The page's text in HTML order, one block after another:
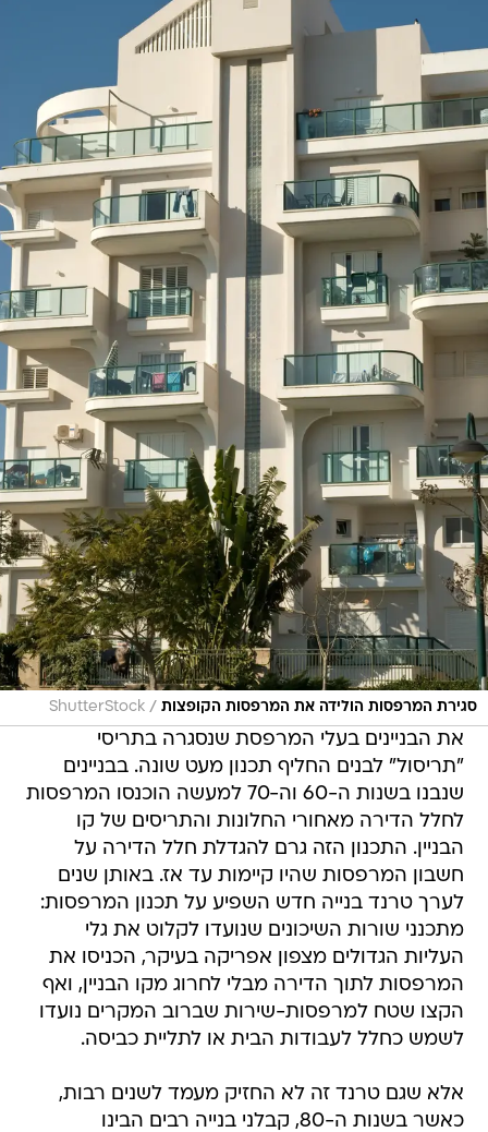
סגירת המרפסות הולידה את המרפסות הקופצות /
ShutterStock
את הבניינים בעלי המרפסת שנסגרה בתריסי
"תריסול" לבנים החליף תכנון מעט שונה. בבניינים
שנבנו בשנות ה-60 וה-70 למעשה הוכנסו המרפסות
לחלל הדירה מאחורי החלונות והתריסים של קו
הבניין. התכנון הזה גרם להגדלת חלל הדירה על
חשבון המרפסות שהיו קיימות עד אז. באותן שנים
לערך טרנד בנייה חדש השפיע על תכנון המרפסות:
מתכנני שורות השיכונים שנועדו לקלוט את גלי
העליות הגדולים מצפון אפריקה בעיקר, הכניסו את
המרפסות לתוך הדירה מבלי לחרוג מקו הבניין, ואף
הקצו שטח למרפסות-שירות שברוב המקרים נועדו
לשמש כחלל לעבודות הבית או לתליית כביסה.
אלא שגם טרנד זה לא החזיק מעמד לשנים רבות,
כאשר בשנות ה-80, קבלני בנייה רבים הבינו